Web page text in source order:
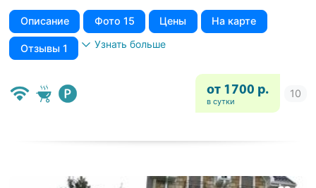
Описание Фото 15 Цены На карте
Отзывы 1 Узнать больше
от 1700 р.
в сутки